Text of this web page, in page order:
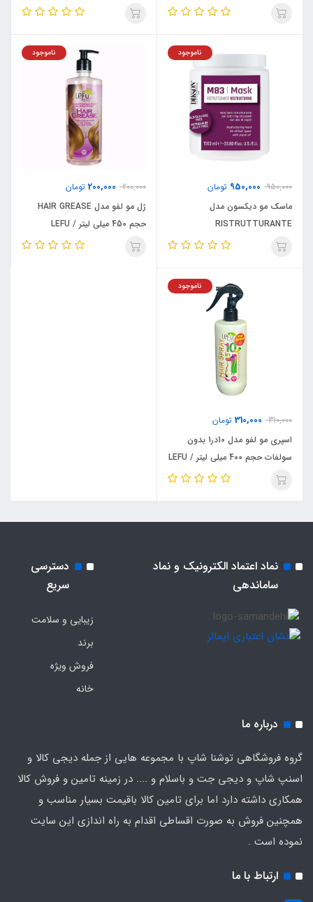
M85 حجم 1000 میلی لیتر /
حجم 1000 میلی لیتر / DIKSON
950,000
950,000 تومان
ناموجود
ماسک مو دیکسون مدل
RISTRUTTURANTE
RESTRUCTURING M83 حجم
200,000
200,000 تومان
ناموجود
ژل مو لفو مدل HAIR GREASE
حجم 450 میلی لیتر / LEFU
310,000
310,000 تومان
ناموجود
اسپری مو لفو مدل 10در1 بدون
سولفات حجم 400 میلی لیتر / LEFU
نماد اعتماد الکترونیک و نماد
ساماندهی
دسترسی
سریع
زیبایی و سلامت
برند
فروش ویژه
خانه
درباره ما
گروه فروشگاهی توشنا شاپ با مجموعه هایی از جمله دیجی کالا و
اسنپ شاپ و دیجی جت و باسلام و .... در زمینه تامین و فروش کالا
همکاری داشته دارد اما برای تامین کالا باقیمت بسیار مناسب و
همچنین فروش به صورت اقساطی اقدام به راه اندازی این سایت
نموده است .
ارتباط با ما